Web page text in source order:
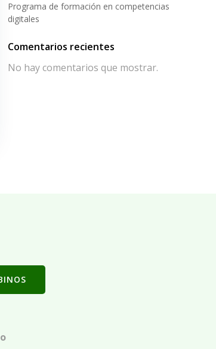
Programa de formación en competencias
digitales
Comentarios recientes
No hay comentarios que mostrar.